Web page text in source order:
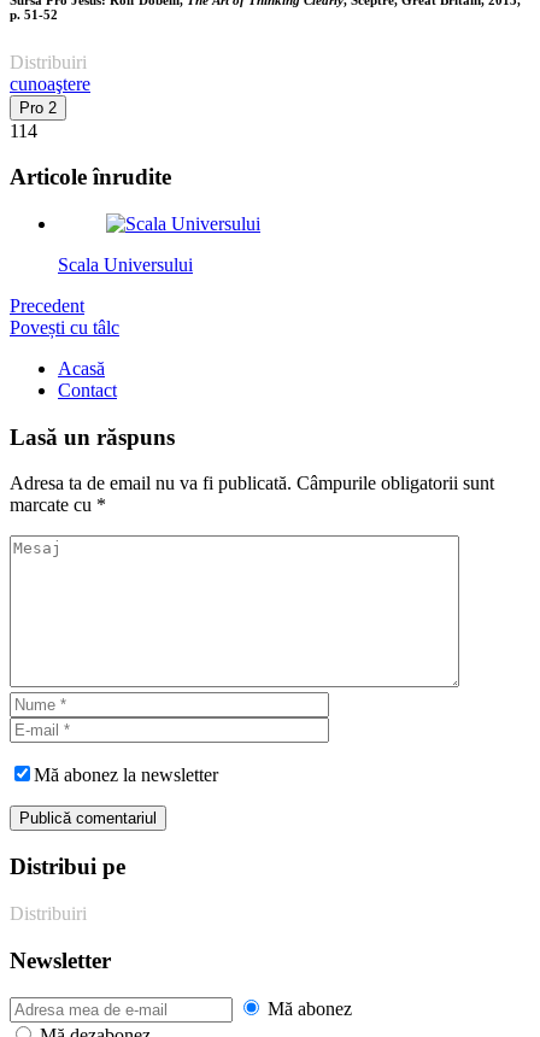
p. 51-52
Distribuiri
cunoaştere
Pro 2
114
Articole înrudite
Scala Universului
Precedent
Povești cu tâlc
Acasă
Contact
Lasă un răspuns
Adresa ta de email nu va fi publicată. Câmpurile obligatorii sunt
marcate cu *
Mă abonez la newsletter
Distribui pe
Distribuiri
Newsletter
Mă abonez